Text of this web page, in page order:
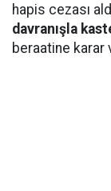
hapis cezası
davranışla
beraatine karar